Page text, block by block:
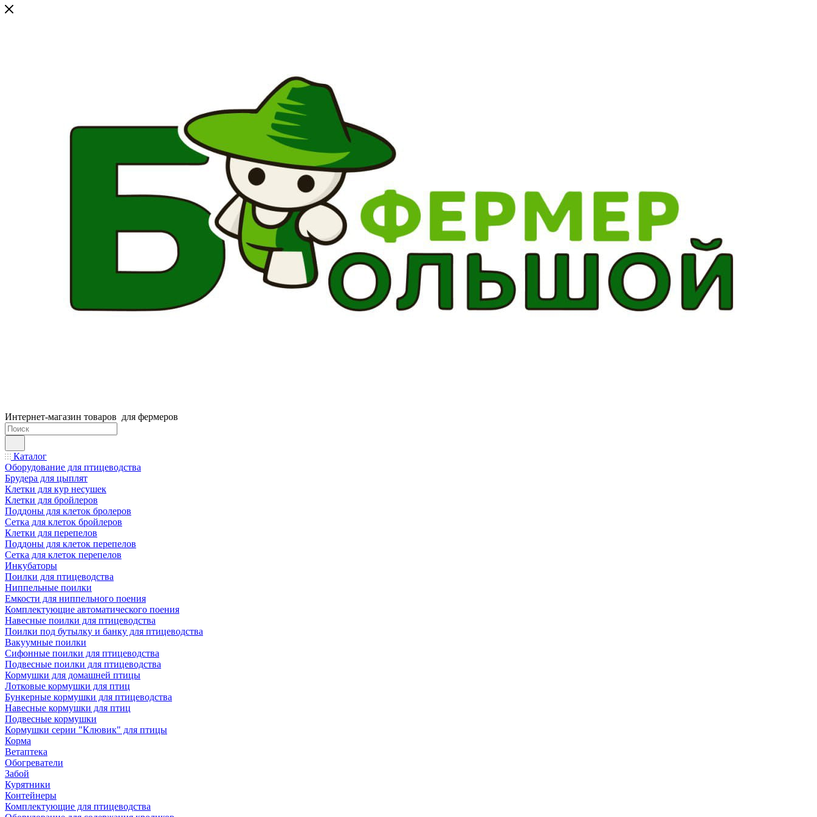
Интернет-магазин товаров для фермеров
Каталог
Оборудование для птицеводства
Брудера для цыплят
Клетки для кур несушек
Клетки для бройлеров
Поддоны для клеток бролеров
Сетка для клеток бройлеров
Клетки для перепелов
Поддоны для клеток перепелов
Сетка для клеток перепелов
Инкубаторы
Поилки для птицеводства
Ниппельные поилки
Емкости для ниппельного поения
Комплектующие автоматического поения
Навесные поилки для птицеводства
Поилки под бутылку и банку для птицеводства
Вакуумные поилки
Сифонные поилки для птицеводства
Подвесные поилки для птицеводства
Кормушки для домашней птицы
Лотковые кормушки для птиц
Бункерные кормушки для птицеводства
Навесные кормушки для птиц
Подвесные кормушки
Кормушки серии "Клювик" для птицы
Корма
Ветаптека
Обогреватели
Забой
Курятники
Контейнеры
Комплектующие для птицеводства